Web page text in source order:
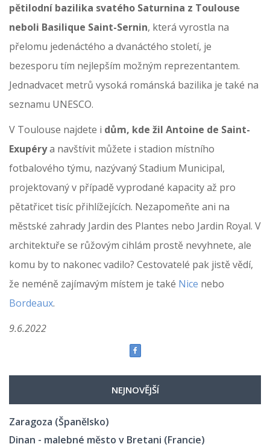
pětilodní bazilika svatého Saturnina z Toulouse
neboli Basilique Saint-Sernin, která vyrostla na
přelomu jedenáctého a dvanáctého století, je
bezesporu tím nejlepším možným reprezentantem.
Jednadvacet metrů vysoká románská bazilika je také na
seznamu UNESCO.
V Toulouse najdete i dům, kde žil Antoine de Saint-
Exupérya navštívit můžete i stadion místního
fotbalového týmu, nazývaný Stadium Municipal,
projektovaný v případě vyprodané kapacity až pro
pětatřicet tisíc přihlížejících. Nezapomeňte ani na
městské zahrady Jardin des Plantes nebo Jardin Royal. V
architektuře se růžovým cihlám prostě nevyhnete, ale
komu by to nakonec vadilo? Cestovatelé pak jistě vědí,
že neméně zajímavým místem je také Nice nebo
Bordeaux.
9.6.2022
NEJNOVĚJŠÍ
Zaragoza (Španělsko)
Dinan - malebné město v Bretani (Francie)